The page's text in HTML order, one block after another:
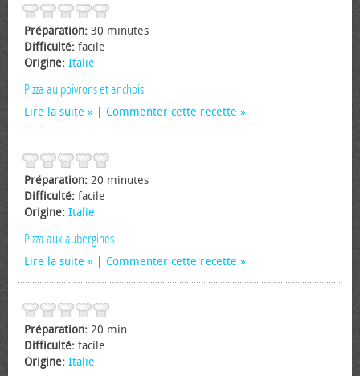
Préparation: 30 minutes
Difficulté: facile
Origine: Italie
Pizza au poivrons et anchois
Lire la suite Commenter cette recette
Préparation: 20 minutes
Difficulté: facile
Origine: Italie
Pizza aux aubergines
Lire la suite Commenter cette recette
Préparation: 20 min
Difficulté: facile
Origine: Italie